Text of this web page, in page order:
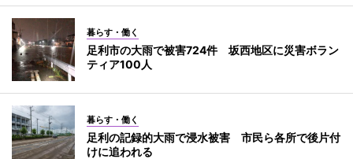
暮らす・働く
足利市の大雨で被害724件 坂西地区に災害ボラン
ティア100人
暮らす・働く
足利の記録的大雨で浸水被害 市民ら各所で後片付
けに追われる